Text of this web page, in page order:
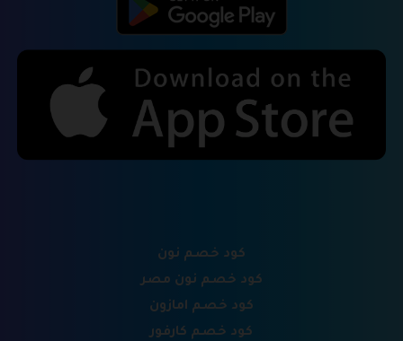
كود خصم نون
كود خصم نون مصر
كود خصم امازون
كود خصم كارفور